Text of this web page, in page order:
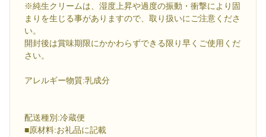
※純生クリームは、湿度上昇や過度の振動・衝撃により固
まりを生じる事がありますので、取り扱いにご注意くださ
い。
開封後は賞味期限にかかわらずできる限り早くご使用くだ
さい。
アレルギー物質:乳成分
配送種別:冷蔵便
■原材料:お礼品に記載